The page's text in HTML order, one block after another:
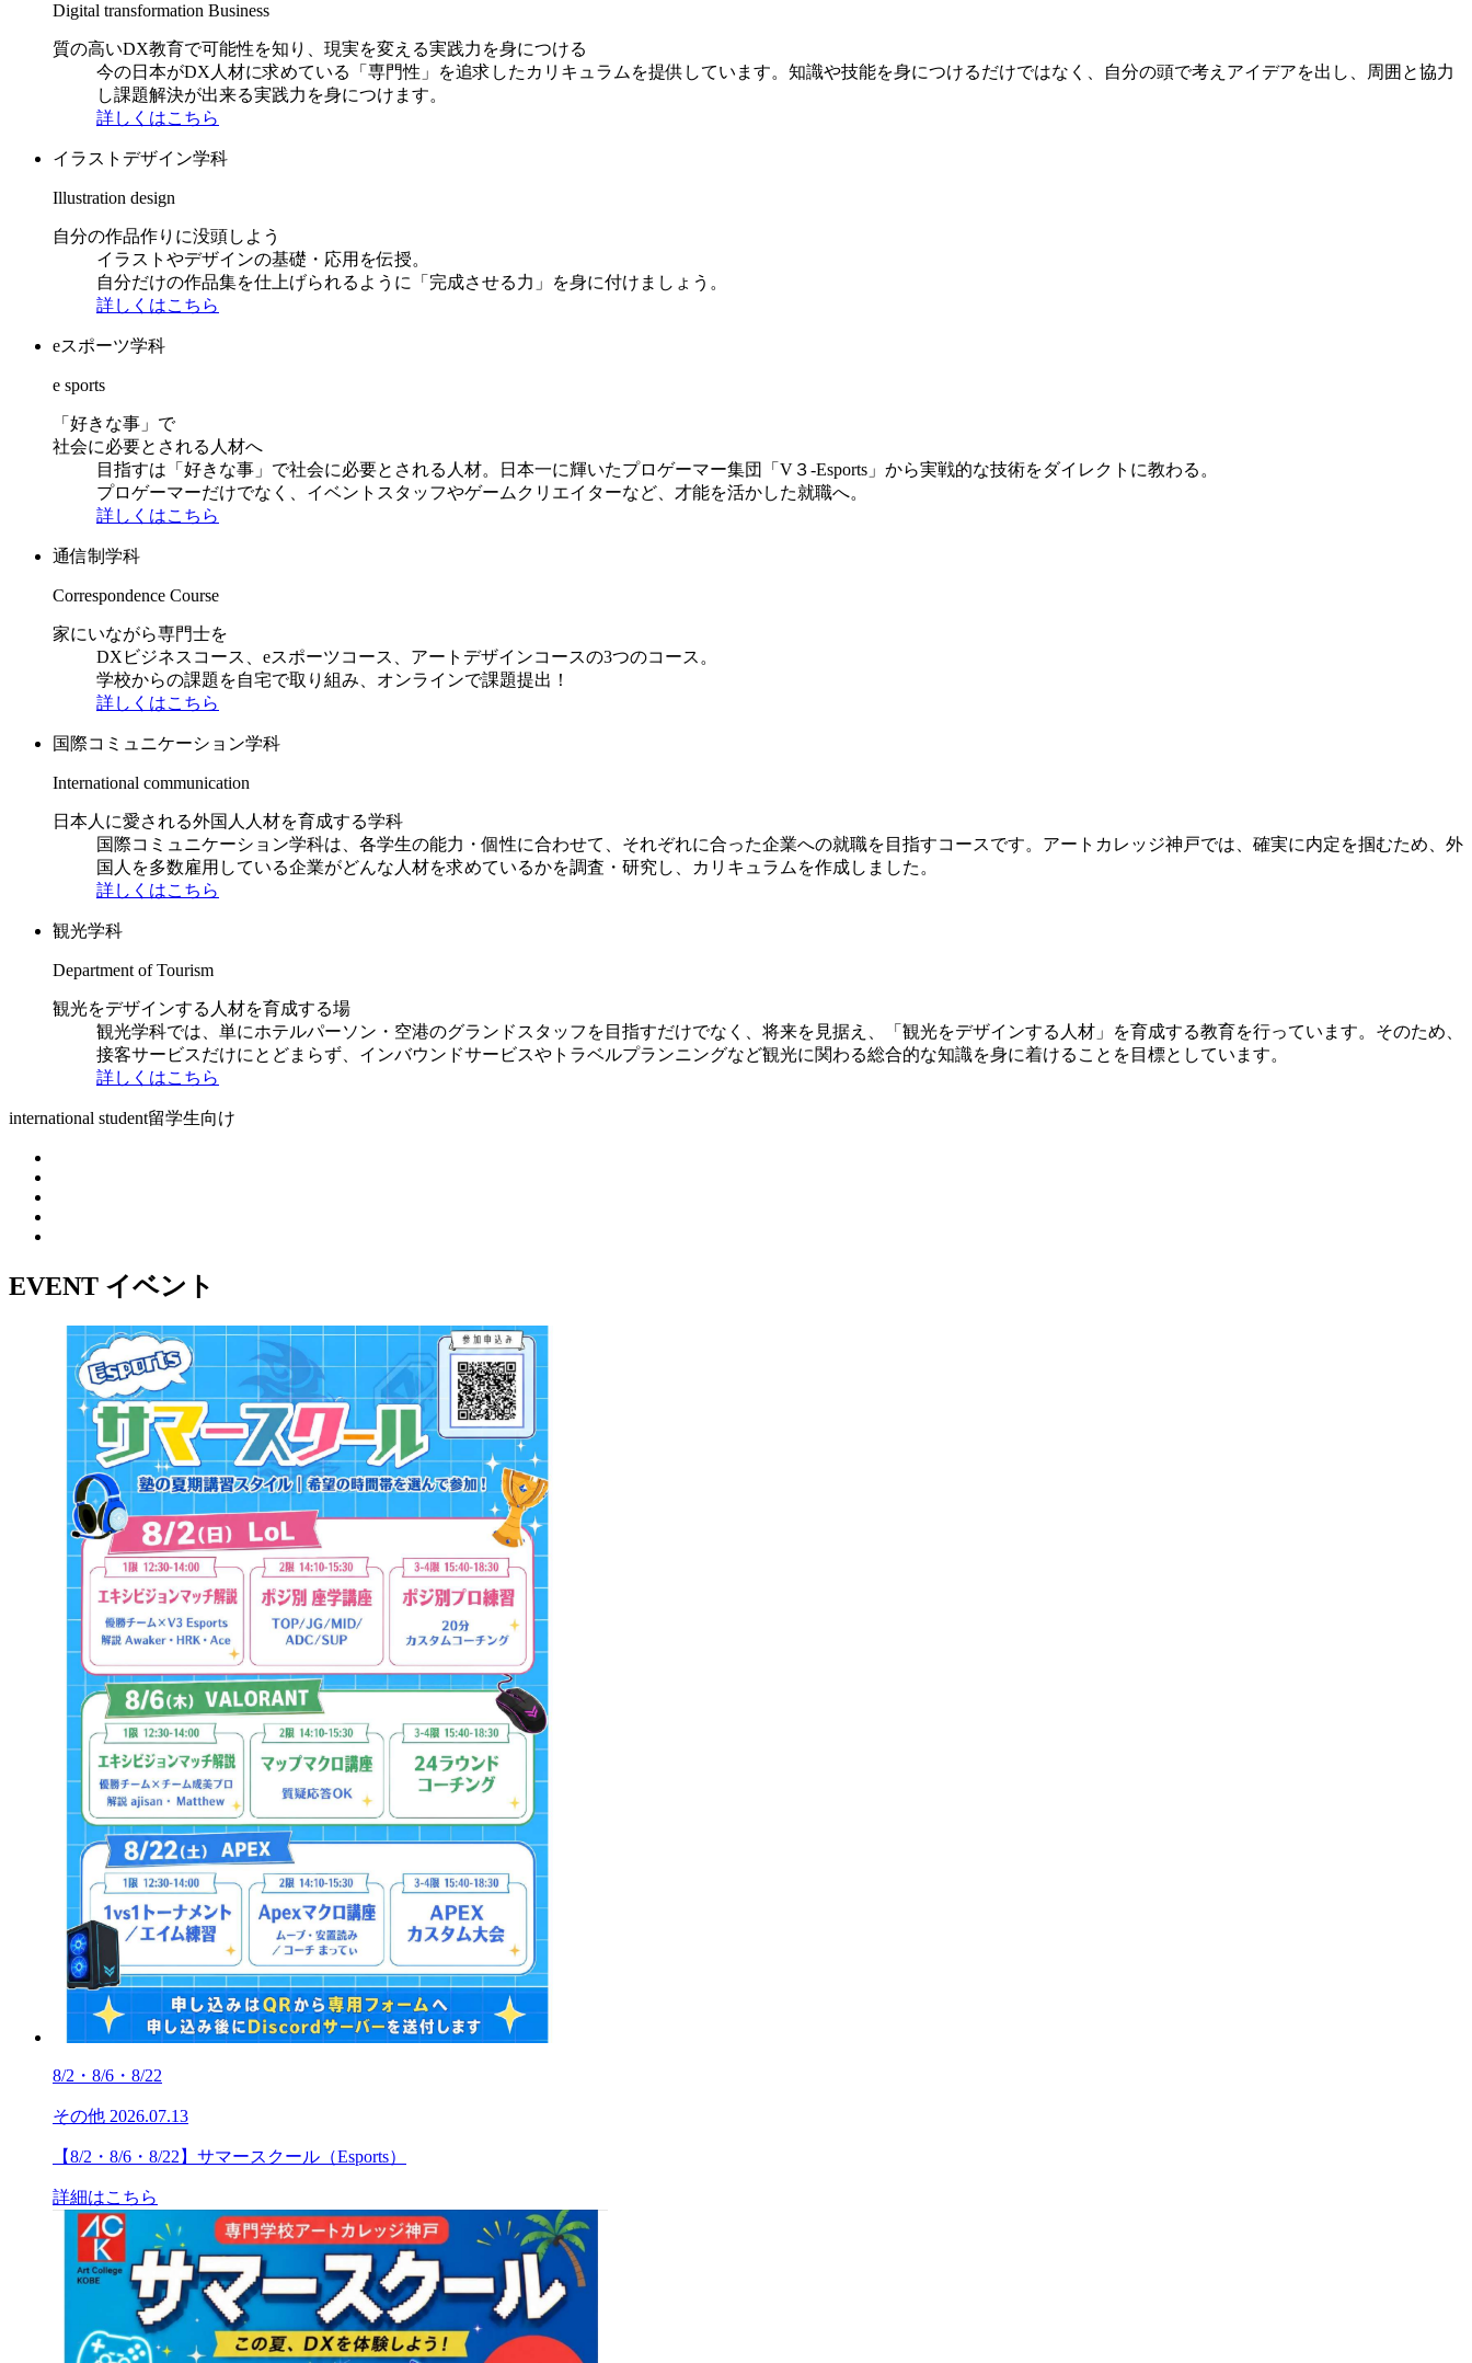
Digital transformation Business
質の高いDX教育で可能性を知り、現実を変える実践力を身につける
今の日本がDX人材に求めている「専門性」を追求したカリキュラムを提供しています。知識や技能を身につけるだけではなく、自分の頭で考えアイデアを出し、周囲と協力
し課題解決が出来る実践力を身につけます。
詳しくはこちら
イラストデザイン学科
Illustration design
自分の作品作りに没頭しよう
イラストやデザインの基礎・応用を伝授。
自分だけの作品集を仕上げられるように「完成させる力」を身に付けましょう。
詳しくはこちら
eスポーツ学科
e sports
「好きな事」で
社会に必要とされる人材へ
目指すは「好きな事」で社会に必要とされる人材。日本一に輝いたプロゲーマー集団「V３-Esports」から実戦的な技術をダイレクトに教わる。
プロゲーマーだけでなく、イベントスタッフやゲームクリエイターなど、才能を活かした就職へ。
詳しくはこちら
通信制学科
Correspondence Course
家にいながら専門士を
DXビジネスコース、eスポーツコース、アートデザインコースの3つのコース。
学校からの課題を自宅で取り組み、オンラインで課題提出！
詳しくはこちら
国際コミュニケーション学科
International communication
日本人に愛される外国人人材を育成する学科
国際コミュニケーション学科は、各学生の能力・個性に合わせて、それぞれに合った企業への就職を目指すコースです。アートカレッジ神戸では、確実に内定を掴むため、外
国人を多数雇用している企業がどんな人材を求めているかを調査・研究し、カリキュラムを作成しました。
詳しくはこちら
観光学科
Department of Tourism
観光をデザインする人材を育成する場
観光学科では、単にホテルパーソン・空港のグランドスタッフを目指すだけでなく、将来を見据え、「観光をデザインする人材」を育成する教育を行っています。そのため、
接客サービスだけにとどまらず、インバウンドサービスやトラベルプランニングなど観光に関わる総合的な知識を身に着けることを目標としています。
詳しくはこちら
international student留学生向け
EVENT イベント
8/2・8/6・8/22
その他 2026.07.13
【8/2・8/6・8/22】サマースクール（Esports）
詳細はこちら